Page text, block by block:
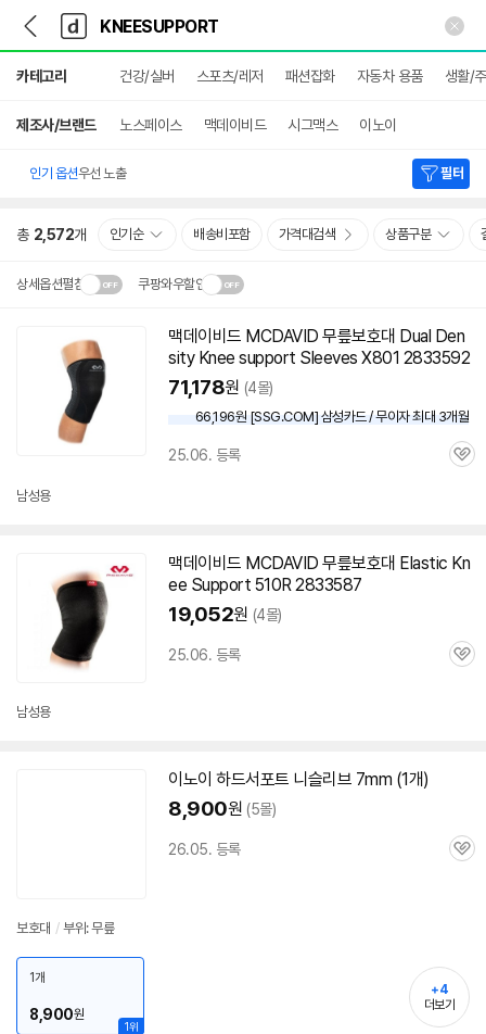
다
나
와
가
기
다
와
메
인
카테고리 건강/실버 스포츠/레저 패션잡화 자동차 용품 생활/
제조사/브랜드 노스페이스 맥데이비드 시그맥스 이노이
인기 옵션우선 노출 필터
총 2,572개 인기순 배송비포함 가격대검색 상품구분
상세옵션펼침 쿠팡와우할인
배송·설치비가 달라집니다.닫
기
맥데이비드 MCDAVID 무릎보호대 Dual Den
sity Knee support Sleeves X801 2833592
71,178원 (4몰)
66,196원 [SSG.COM] 삼성카드 / 무이자 최대 3개월
25.06. 등록
관
남성용
맥데이비드 MCDAVID 무릎보호대 Elastic Kn
ee Support 510R 2833587
19,052원 (4몰)
25.06. 등록
관
남성용
이노이 하드서포트 니슬리브 7mm (1개)
8,900원 (5몰)
26.05. 등록
관
보호대 / 부위: 무릎
1위
1개
8,900원
+4
더보기